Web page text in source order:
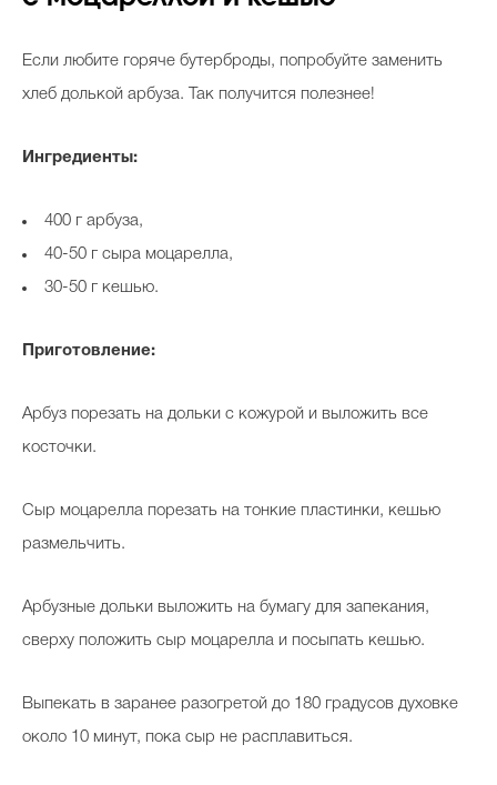
Если любите горяче бутерброды, попробуйте заменить
хлеб долькой арбуза. Так получится полезнее!
Ингредиенты:
400 г арбуза,
40-50 г сыра моцарелла,
30-50 г кешью.
Приготовление:
Арбуз порезать на дольки с кожурой и выложить все
косточки.
Сыр моцарелла порезать на тонкие пластинки, кешью
размельчить.
Арбузные дольки выложить на бумагу для запекания,
сверху положить сыр моцарелла и посыпать кешью.
Выпекать в заранее разогретой до 180 градусов духовке
около 10 минут, пока сыр не расплавиться.